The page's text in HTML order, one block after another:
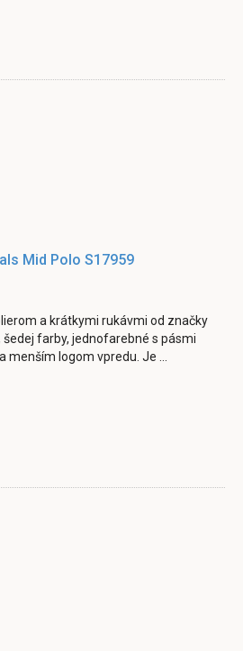
Mid Polo S17959
a krátkymi rukávmi od značky
šedej farby, jednofarebné s pásmi
logom vpredu. Je ...